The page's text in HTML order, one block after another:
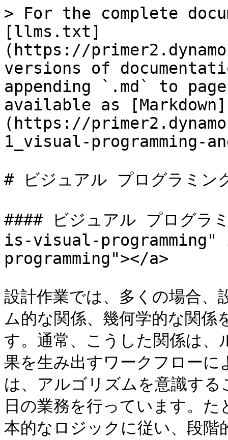
> For the complete
[llms.txt]
(https://
versions of
appending `.md` to
available as [Markdown]
(https://
1_visual-programming-
# ビジュアル プログラミン
#### ビジュアル プログ
is-visual-
programming"></a>
設計作業では、多くの場合、
ム的な関係、幾何学的な関係
す。通常、こうした関係は、
果を生み出すワークフロー
は、アルゴリズムを意識す
日の業務を行っています。
本的なロジックに従い、段